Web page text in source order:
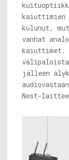
kaiuttimien
kulunut,
vanhat
kaiuttimet.
jälleen
Nest-